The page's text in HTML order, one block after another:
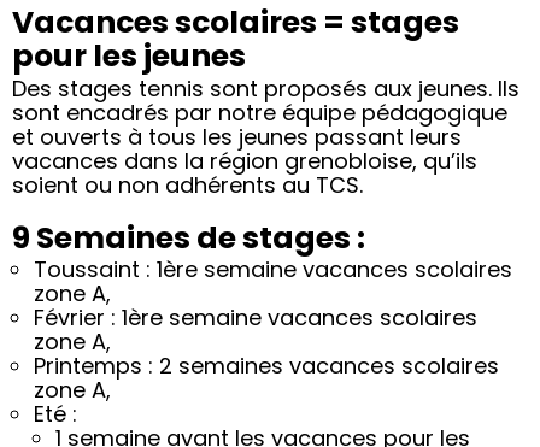
Jouer et apprendre
autrement
Vacances scolaires = stages
pour les jeunes
Des stages tennis sont proposés aux jeunes. Ils
sont encadrés par notre équipe pédagogique
et ouverts à tous les jeunes passant leurs
vacances dans la région grenobloise, qu’ils
soient ou non adhérents au TCS.
9 Semaines de stages :
Toussaint : 1ère semaine vacances scolaires
zone A,
Février : 1ère semaine vacances scolaires
zone A,
Printemps : 2 semaines vacances scolaires
zone A,
Eté :
1 semaine avant les vacances pour les